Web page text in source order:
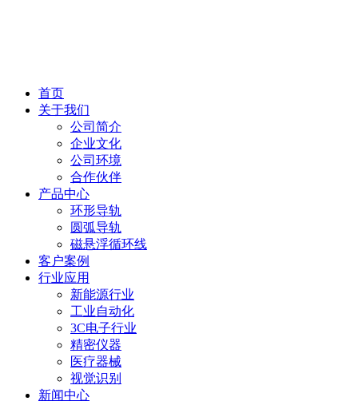
首页
关于我们
公司简介
企业文化
公司环境
合作伙伴
产品中心
环形导轨
圆弧导轨
磁悬浮循环线
客户案例
行业应用
新能源行业
工业自动化
3C电子行业
精密仪器
医疗器械
视觉识别
新闻中心